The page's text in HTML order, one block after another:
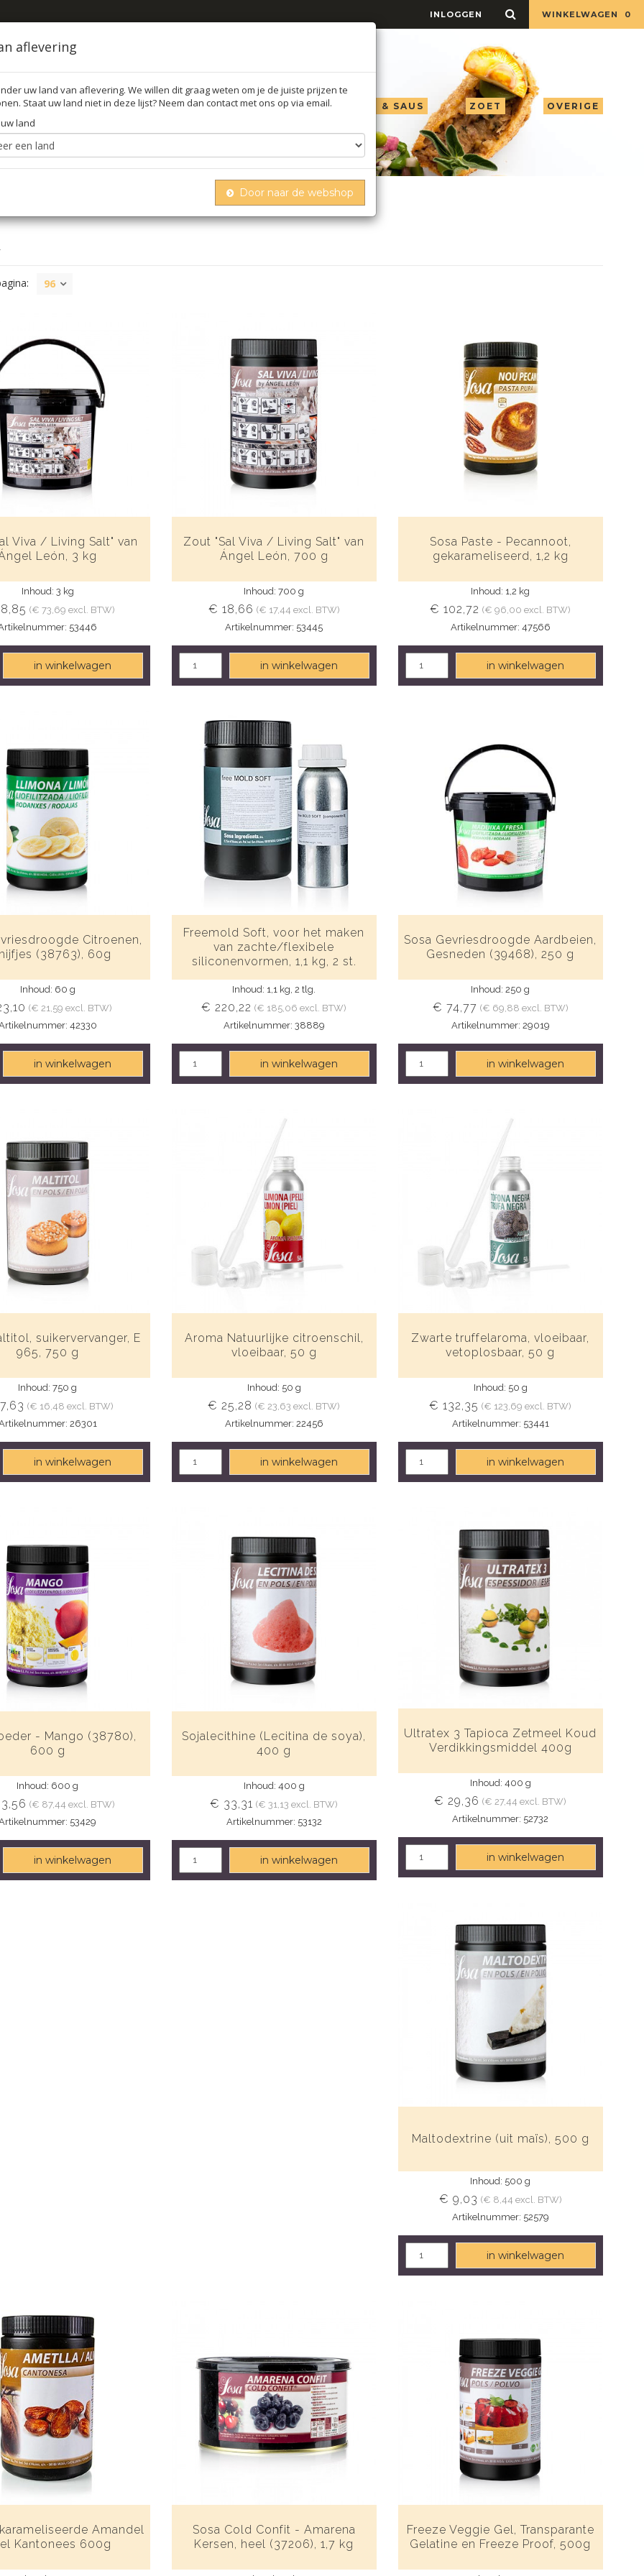
WINKELWAGEN 0
INLOGGEN
OLIE AZIJN & SAUS ZOET OVERIGE
96
Viva / Living Salt" van
León, 3 kg
Inhoud: 3 kg
(€ 73,69 excl. BTW)
53446
in winkelwagen
Zout "Sal Viva / Living Salt" van
Ángel León, 700 g
Inhoud: 700 g
€ 18,66 (€ 17,44 excl. BTW)
Artikelnummer: 53445
in winkelwagen
Sosa Paste - Pecannoot,
gekarameliseerd, 1,2 kg
Inhoud: 1,2 kg
€ 102,72 (€ 96,00 excl. BTW)
Artikelnummer: 47566
in winkelwagen
Citroenen,
(38763), 60g
Inhoud: 60 g
(€ 21,59 excl. BTW)
42330
in winkelwagen
Freemold Soft, voor het maken
van zachte/flexibele
siliconenvormen, 1,1 kg, 2 st.
Inhoud: 1,1 kg, 2 tlg.
€ 220,22 (€ 185,06 excl. BTW)
Artikelnummer: 38889
in winkelwagen
Sosa Gevriesdroogde Aardbeien,
Gesneden (39468), 250 g
Inhoud: 250 g
€ 74,77 (€ 69,88 excl. BTW)
Artikelnummer: 29019
in winkelwagen
suikervervanger, E
965, 750 g
Inhoud: 750 g
(€ 16,48 excl. BTW)
26301
in winkelwagen
Aroma Natuurlijke citroenschil,
vloeibaar, 50 g
Inhoud: 50 g
€ 25,28 (€ 23,63 excl. BTW)
Artikelnummer: 22456
in winkelwagen
Zwarte truffelaroma, vloeibaar,
vetoplosbaar, 50 g
Inhoud: 50 g
€ 132,35 (€ 123,69 excl. BTW)
Artikelnummer: 53441
in winkelwagen
- Mango (38780),
600 g
Inhoud: 600 g
(€ 87,44 excl. BTW)
53429
in winkelwagen
Sojalecithine (Lecitina de soya),
400 g
Inhoud: 400 g
€ 33,31 (€ 31,13 excl. BTW)
Artikelnummer: 53132
in winkelwagen
Ultratex 3 Tapioca Zetmeel Koud
Verdikkingsmiddel 400g
Inhoud: 400 g
€ 29,36 (€ 27,44 excl. BTW)
Artikelnummer: 52732
in winkelwagen
Maltodextrine (uit maïs), 500 g
Inhoud: 500 g
€ 9,03 (€ 8,44 excl. BTW)
Artikelnummer: 52579
in winkelwagen
Amandel
Kantonees 600g
Sosa Cold Confit - Amarena
Kersen, heel (37206), 1,7 kg
Freeze Veggie Gel, Transparante
Gelatine en Freeze Proof, 500g
aflevering
uw land van aflevering. We willen dit graag weten om je de juiste prijzen te
Staat uw land niet in deze lijst? Neem dan contact met ons op via email.
land
Door naar de webshop